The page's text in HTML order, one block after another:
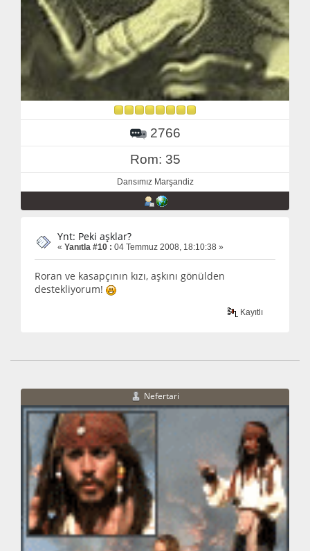
2766
Rom: 35
Dansımız Marşandiz
Ynt: Peki aşklar?
« Yanıtla #10 : 04 Temmuz 2008, 18:10:38 »
Roran ve kasapçının kızı, aşkını gönülden
destekliyorum!
Kayıtlı
Nefertari